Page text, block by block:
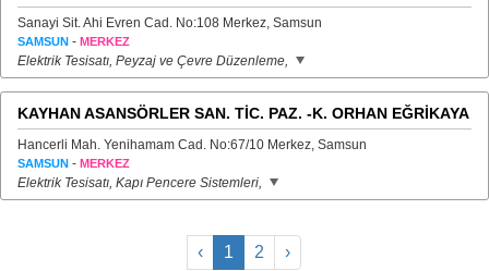
Sanayi Sit. Ahi Evren Cad. No:108 Merkez, Samsun
SAMSUN - MERKEZ
Elektrik Tesisatı, Peyzaj ve Çevre Düzenleme,
KAYHAN ASANSÖRLER SAN. TİC. PAZ. -K. ORHAN EĞRİKAYA
Hancerli Mah. Yenihamam Cad. No:67/10 Merkez, Samsun
SAMSUN - MERKEZ
Elektrik Tesisatı, Kapı Pencere Sistemleri,
‹ 1 2 ›